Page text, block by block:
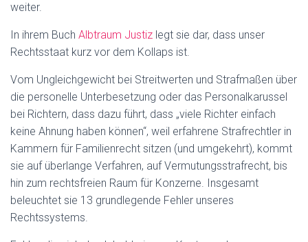
weiter.
In ihrem Buch Albtraum Justiz legt sie dar, dass unser
Rechtsstaat kurz vor dem Kollaps ist.
Vom Ungleichgewicht bei Streitwerten und Strafmaßen über
die personelle Unterbesetzung oder das Personalkarussel
bei Richtern, dass dazu führt, dass „viele Richter einfach
keine Ahnung haben können“, weil erfahrene Strafrechtler in
Kammern für Familienrecht sitzen (und umgekehrt), kommt
sie auf überlange Verfahren, auf Vermutungsstrafrecht, bis
hin zum rechtsfreien Raum für Konzerne. Insgesamt
beleuchtet sie 13 grundlegende Fehler unseres
Rechtssystems.